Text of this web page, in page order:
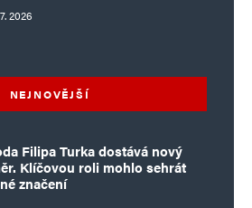
2026
NEJNOVĚJŠÍ
Filipa Turka dostává nový
Klíčovou roli mohlo sehrát
značení